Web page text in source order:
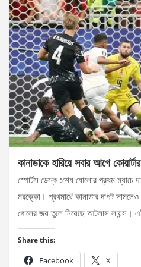
কানাডাকে হারিয়ে সবার আগে
স্পোর্টস ডেস্ক :শেষ ষোলোর প্রথম ম্যাচে
মরক্কো। প্রথমার্ধে কানাডার দাপট
গোলের জয় তুলে নিয়েছে আটলাস লায়ন্স।
Share this:
Facebook X